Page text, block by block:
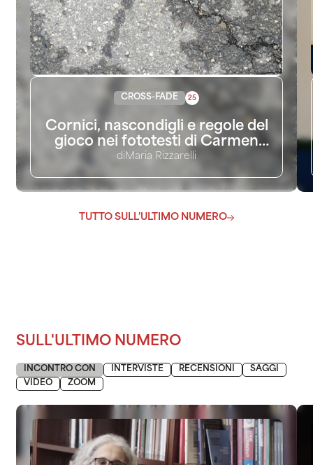
CROSS-FADE 25
Cornici, nascondigli e regole del
gioco nei fototesti di Carmen
Gallo e di Francesco Deotto
diMaria Rizzarelli
TUTTO SULL'ULTIMO NUMERO
SULL'ULTIMO NUMERO
INCONTRO CON INTERVISTE RECENSIONI
SAGGI
VIDEO
ZOOM